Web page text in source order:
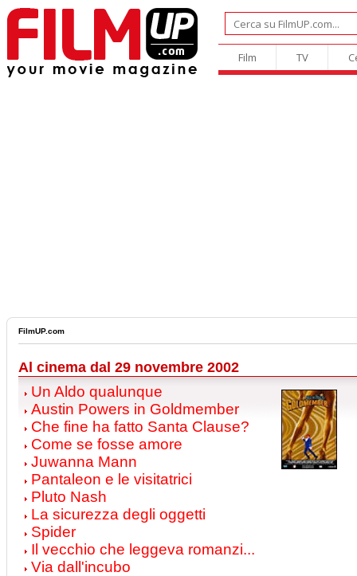
Film TV
FilmUP.com
Al cinema dal 29 novembre 2002
Un Aldo qualunque
Austin Powers in Goldmember
Che fine ha fatto Santa Clause?
Come se fosse amore
Juwanna Mann
Pantaleon e le visitatrici
Pluto Nash
La sicurezza degli oggetti
Spider
Il vecchio che leggeva romanzi...
Via dall'incubo